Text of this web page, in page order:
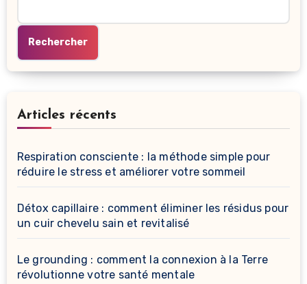
Rechercher
Articles récents
Respiration consciente : la méthode simple pour
réduire le stress et améliorer votre sommeil
Détox capillaire : comment éliminer les résidus pour
un cuir chevelu sain et revitalisé
Le grounding : comment la connexion à la Terre
révolutionne votre santé mentale